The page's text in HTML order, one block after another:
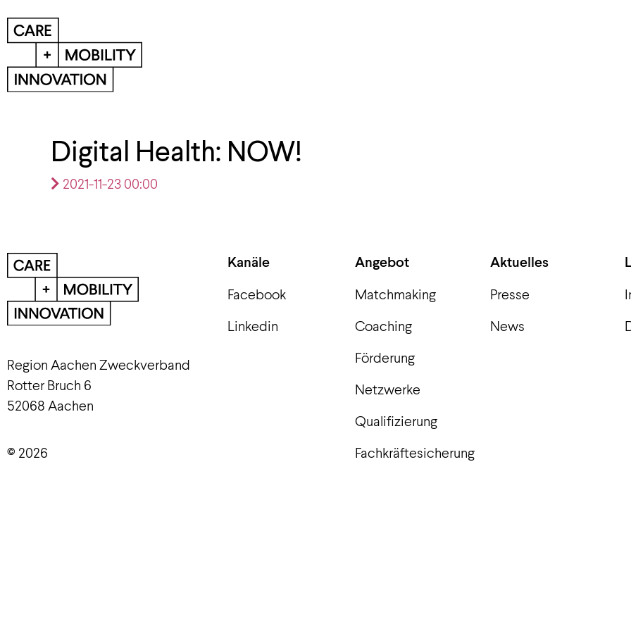
Digital Health: NOW!
2021-11-23 00:00
Region Aachen Zweckverband
Rotter Bruch 6
52068 Aachen
© 2026
Kanäle
Facebook
Linkedin
Angebot
Matchmaking
Coaching
Förderung
Netzwerke
Qualifizierung
Fachkräftesicherung
Aktuelles
Presse
News